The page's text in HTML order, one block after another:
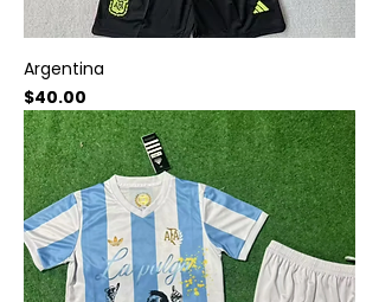
Argentina
Precio
$40.00